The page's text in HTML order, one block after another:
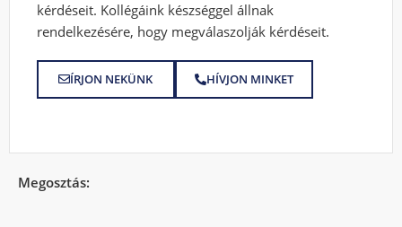
kérdéseit. Kollégáink készséggel állnak
rendelkezésére, hogy megválaszolják kérdéseit.
ÍRJON NEKÜNK HÍVJON MINKET
Megosztás: